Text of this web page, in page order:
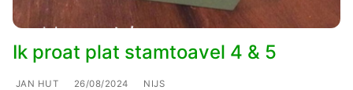
Ik proat plat stamtoavel 4 & 5
JAN HUT 26/08/2024 NIJS